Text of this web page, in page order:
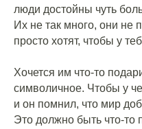
люди достойны чуть
Их не так много, они не
просто хотят, чтобы у
Хочется им что-то
символичное. Чтобы у
и он помнил, что мир
Это должно быть что-то